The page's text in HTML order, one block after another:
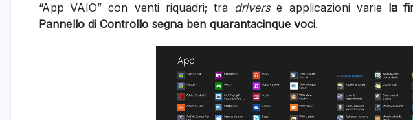
“App VAIO” con venti riquadri; tra driverse applicazioni varie la
Pannello di Controllo segna ben quarantacinque voci.